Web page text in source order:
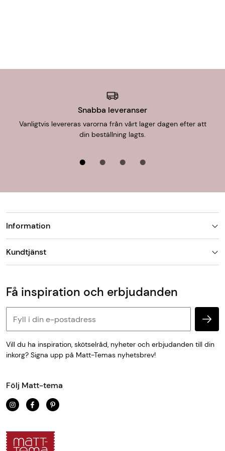
passar.
Mått- och specialtillverkade varor skickas från oss inom
För uthämtning i butik är leveranstiden 1-7 dagar.
Snabba leveranser
Vanligtvis levereras varorna från vårt lager dagen efter att
din beställning lagts.
Information
Om Matt-Tema
Vanliga frågor
Kundtjänst
Köp & leveransvillkor
Retur & reklamation
Personuppgifter och cookies
Få inspiration och erbjudanden
Vill du ha inspiration, skötselråd, nyheter och erbjudanden till din
inkorg? Signa upp på Matt-Temas nyhetsbrev!
Följ Matt-tema